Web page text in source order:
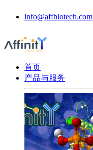
info@affbiotech.com
首页
产品与服务